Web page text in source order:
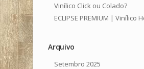
Vinílico Click ou Colado?
ECLIPSE PREMIUM | Vinílico
Arquivo
Setembro 2025